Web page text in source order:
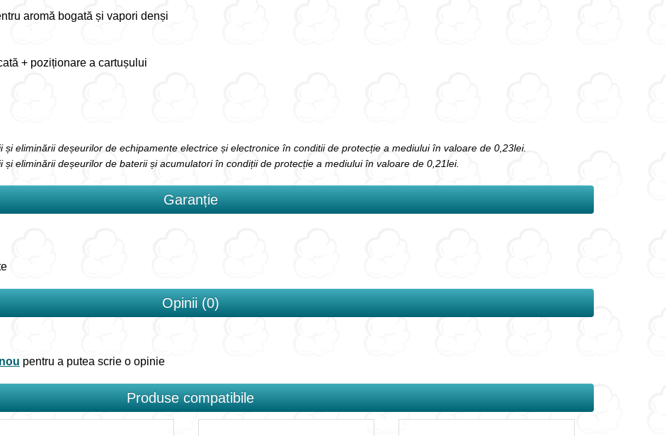
aromă bogată și vapori denși
+ poziționare a cartușului
eliminării deșeurilor de echipamente electrice și electronice în conditii de protecție a mediului în valoare de 0,23lei.
eliminării deșeurilor de baterii și acumulatori în condiții de protecție a mediului în valoare de 0,21lei.
Garanție
Opinii (0)
pentru a putea scrie o opinie
Produse compatibile